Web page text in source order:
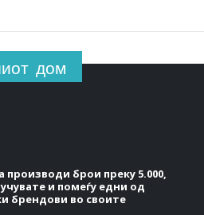
дом
брои преку 5.000,
и помеѓу едни од
брендови во своите